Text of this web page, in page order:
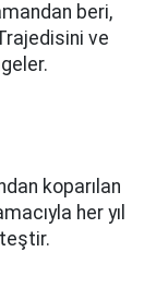
beri,
ve
koparılan
her yıl